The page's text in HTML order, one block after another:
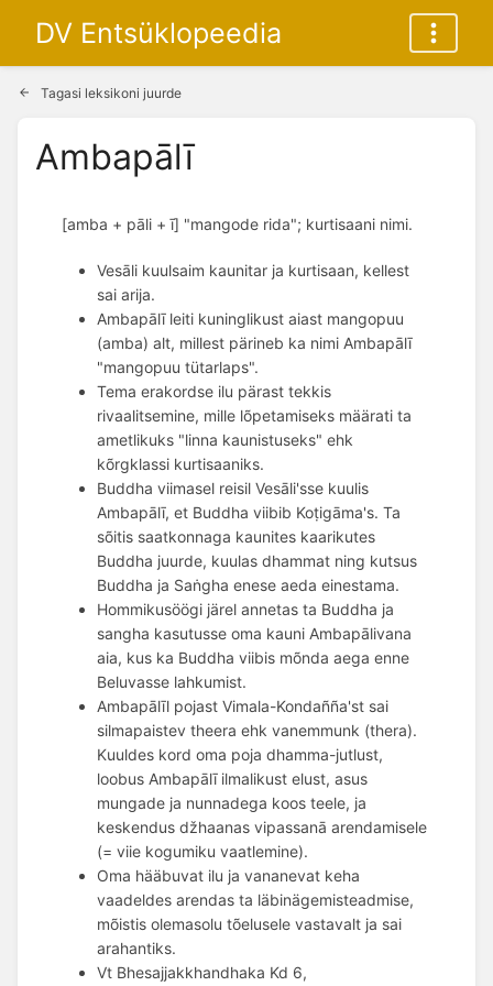
DV Entsüklopeedia
Tagasi leksikoni juurde
Ambapālī
[amba + pāli + ī] "mangode rida"; kurtisaani nimi.
Vesāli kuulsaim kaunitar ja kurtisaan, kellest
sai arija.
Ambapālī leiti kuninglikust aiast mangopuu
(amba) alt, millest pärineb ka nimi Ambapālī
"mangopuu tütarlaps".
Tema erakordse ilu pärast tekkis
rivaalitsemine, mille lõpetamiseks määrati ta
ametlikuks "linna kaunistuseks" ehk
kõrgklassi kurtisaaniks.
Buddha viimasel reisil Vesāli'sse kuulis
Ambapālī, et Buddha viibib Koṭigāma's. Ta
sõitis saatkonnaga kaunites kaarikutes
Buddha juurde, kuulas dhammat ning kutsus
Buddha ja Saṅgha enese aeda einestama.
Hommikusöögi järel annetas ta Buddha ja
sangha kasutusse oma kauni Ambapālivana
aia, kus ka Buddha viibis mõnda aega enne
Beluvasse lahkumist.
Ambapālīl pojast Vimala-Kondañña'st sai
silmapaistev theera ehk vanemmunk (thera).
Kuuldes kord oma poja dhamma-jutlust,
loobus Ambapālī ilmalikust elust, asus
mungade ja nunnadega koos teele, ja
keskendus džhaanas vipassanā arendamisele
(= viie kogumiku vaatlemine).
Oma hääbuvat ilu ja vananevat keha
vaadeldes arendas ta läbinägemisteadmise,
mõistis olemasolu tõelusele vastavalt ja sai
arahantiks.
Vt Bhesajjakkhandhaka Kd 6,